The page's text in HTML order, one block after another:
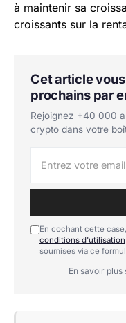
à maintenir sa
croissants sur la
Cet article
prochains par
Rejoignez +40 000
crypto dans votre
En cochant cette
conditions d'utilisation
soumises via ce
En savoir